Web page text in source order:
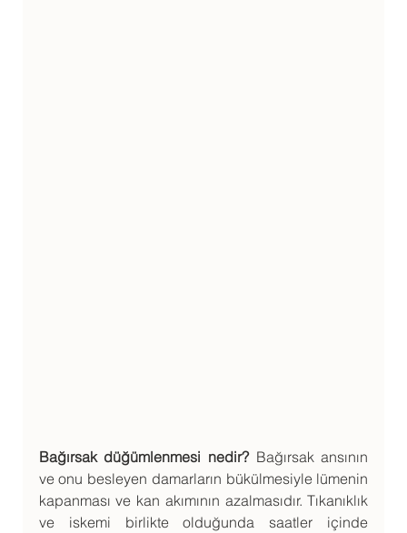
Bağırsak düğümlenmesi nedir? Bağırsak ansının
ve onu besleyen damarların bükülmesiyle lümenin
kapanması ve kan akımının azalmasıdır. Tıkanıklık
ve iskemi birlikte olduğunda saatler içinde